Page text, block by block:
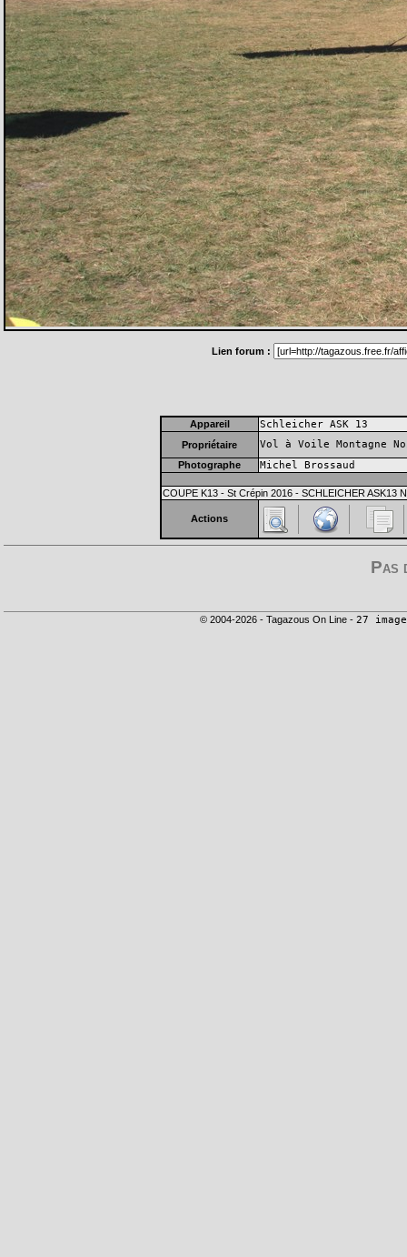
Lien forum :
Appareil Schleicher ASK 13
Propriétaire Vol à Voile Montagne
Photographe Michel Brossaud
COUPE K13 - St Crépin 2016 - SCHLEICHER ASK13
Actions
Pas
© 2004-2026 - Tagazous On Line - 27